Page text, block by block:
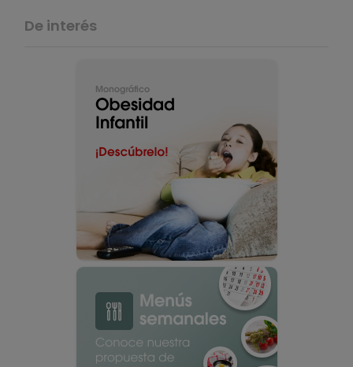
De interés